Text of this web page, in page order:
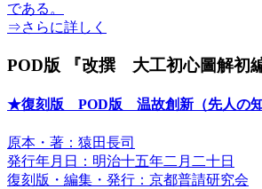
である。
⇒さらに詳しく
POD版 『改撰 大工初心圖解初
★復刻版 POD版 温故創新（先人の
原本・著：猿田長司
発行年月日：明治十五年二月二十日
復刻版・編集・発行：京都普請研究会